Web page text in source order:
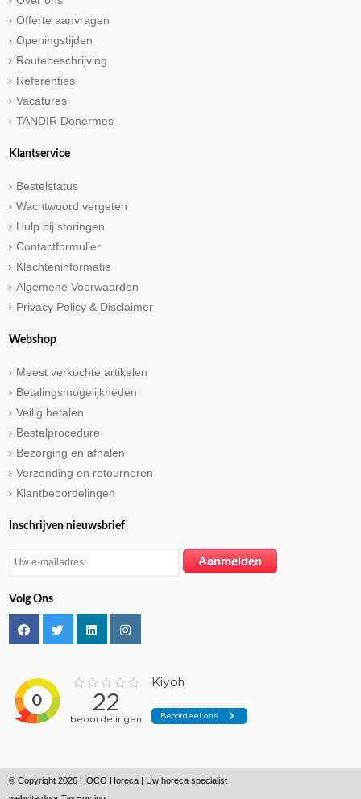
Offerte aanvragen
Openingstijden
Routebeschrijving
Referenties
Vacatures
TANDIR Donermes
Klantservice
Bestelstatus
Wachtwoord vergeten
Hulp bij storingen
Contactformulier
Klachteninformatie
Algemene Voorwaarden
Privacy Policy & Disclaimer
Webshop
Meest verkochte artikelen
Betalingsmogelijkheden
Veilig betalen
Bestelprocedure
Bezorging en afhalen
Verzending en retourneren
Klantbeoordelingen
Inschrijven nieuwsbrief
Volg Ons
© Copyright 2026 HOCO Horeca | Uw horeca specialist